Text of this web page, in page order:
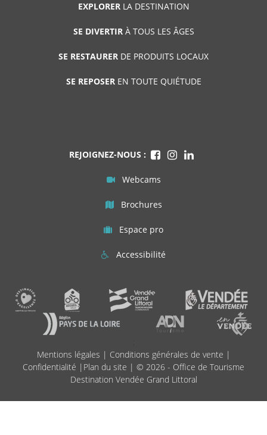
EXPLORERLA DESTINATION
SE DIVERTIRÀ TOUS LES ÂGES
SE RESTAURER DE PRODUITS LOCAUX
SE REPOSEREN TOUTE QUIÉTUDE
REJOIGNEZ-NOUS :
Webcams
Brochures
Espace pro
Accessibilité
Mentions légales | Conditions générales de vente |
Confidentialité | Plan du site | © 2026 - Office de Tourisme
Destination Vendée Grand Littoral